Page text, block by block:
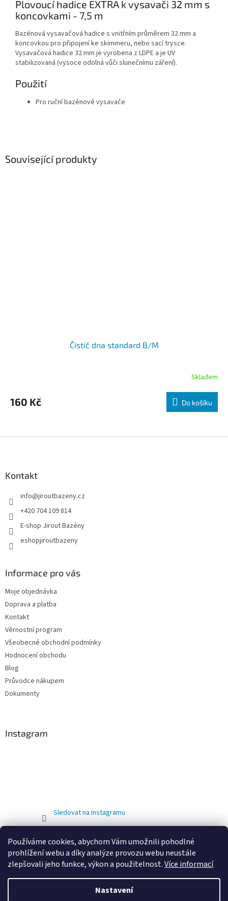
Používáme cookies, abychom Vám umožnili pohodlné
prohlížení webu a díky analýze provozu webu neustále
zlepšovali jeho funkce, výkon a použitelnost.Více informací
Nastavení
Plovoucí hadice EXTRA k vysavači 32 mm s
koncovkami - 7,5 m
Bazénová vysavačová hadice s vnitřním průměrem 32 mm a
koncovkou pro připojení ke skimmeru, nebo sací trysce.
Vysavačová hadice 32 mm je vyrobena z LDPE a je UV
stabilizovaná (vysoce odolná vůči slunečnímu záření).
Použití
Pro ruční bazénové vysavače
Související produkty
Čistič dna standard B/M
Skladem
160 Kč Do košíku
Kontakt
info@jiroutbazeny.cz
+420 704 109 814
E-shop Jirout Bazény
eshopjiroutbazeny
Informace pro vás
Moje objednávka
Doprava a platba
Kontakt
Věrnostní program
Všeobecné obchodní podmínky
Hodnocení obchodu
Blog
Průvodce nákupem
Dokumenty
Instagram
Sledovat na Instagramu
Vytvořil Shoptet